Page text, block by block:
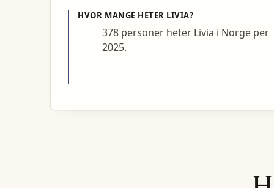
HVOR MANGE HETER LIVIA?
378 personer heter Livia i Norge per
2025.